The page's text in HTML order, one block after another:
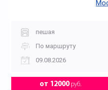
пешая
По маршруту
09.08.2026
от 12000руб.